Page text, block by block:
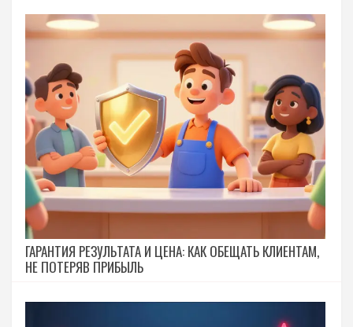
ГАРАНТИЯ РЕЗУЛЬТАТА И ЦЕНА: КАК ОБЕЩАТЬ КЛИЕНТАМ,
НЕ ПОТЕРЯВ ПРИБЫЛЬ